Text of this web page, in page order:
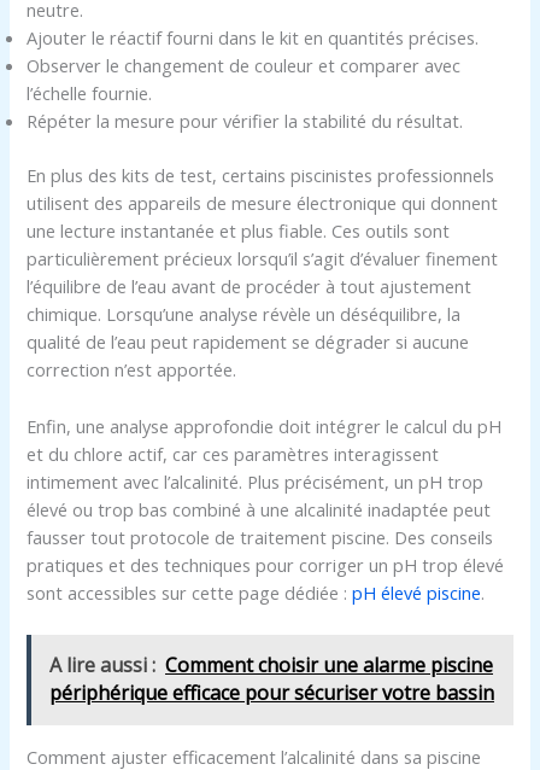
neutre.
Ajouter le réactif fourni dans le kit en quantités précises.
Observer le changement de couleur et comparer avec
l’échelle fournie.
Répéter la mesure pour vérifier la stabilité du résultat.
En plus des kits de test, certains piscinistes professionnels
utilisent des appareils de mesure électronique qui donnent
une lecture instantanée et plus fiable. Ces outils sont
particulièrement précieux lorsqu’il s’agit d’évaluer finement
l’équilibre de l’eau avant de procéder à tout ajustement
chimique. Lorsqu’une analyse révèle un déséquilibre, la
qualité de l’eau peut rapidement se dégrader si aucune
correction n’est apportée.
Enfin, une analyse approfondie doit intégrer le calcul du pH
et du chlore actif, car ces paramètres interagissent
intimement avec l’alcalinité. Plus précisément, un pH trop
élevé ou trop bas combiné à une alcalinité inadaptée peut
fausser tout protocole de traitement piscine. Des conseils
pratiques et des techniques pour corriger un pH trop élevé
sont accessibles sur cette page dédiée :pH élevé piscine.
A lire aussi : Comment choisir une alarme piscine
périphérique efficace pour sécuriser votre bassin
Comment ajuster efficacement l’alcalinité dans sa piscine